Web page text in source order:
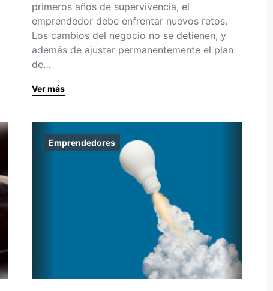
primeros años de supervivencia, el
emprendedor debe enfrentar nuevos retos.
Los cambios del negocio no se detienen, y
además de ajustar permanentemente el plan
de…
Ver más
Emprendedores